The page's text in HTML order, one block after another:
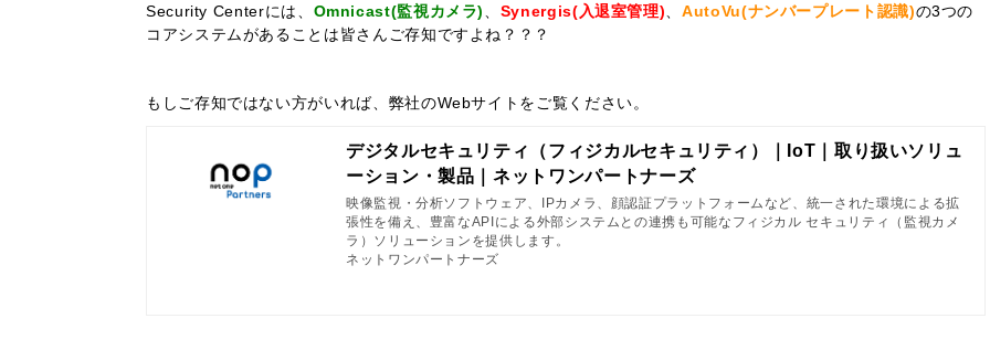
Security Centerには、 Omnicast(監視カメラ) Synergis(入退室管理) 、AutoVu(ナンバープレート認識)の3つの
コアシステムがあることは皆さんご存知ですよね？？？
もしご存知ではない方がいれば、弊社のWebサイトをご覧ください。
デジタルセキュリティ（フィジカルセキュリティ）｜IoT｜取り扱いソリュ
ーション・製品｜ネットワンパートナーズ
映像監視・分析ソフトウェア、IPカメラ、顔認証プラットフォームなど、統一された環境による拡
張性を備え、豊富なAPIによる外部システムとの連携も可能なフィジカル セキュリティ（監視カメ
ラ）ソリューションを提供します。
ネットワンパートナーズ